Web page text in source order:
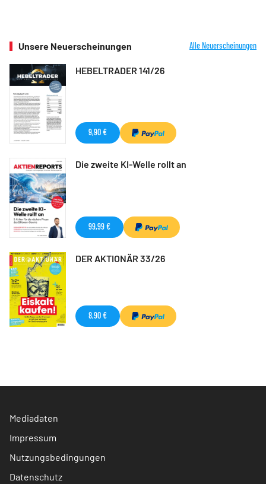
Unsere Neuerscheinungen Alle Neuerscheinungen
HEBELTRADER 141/26
9,90 €
Die zweite KI-Welle rollt an
99,99 €
DER AKTIONÄR 33/26
8,90 €
Mediadaten
Impressum
Nutzungsbedingungen
Datenschutz